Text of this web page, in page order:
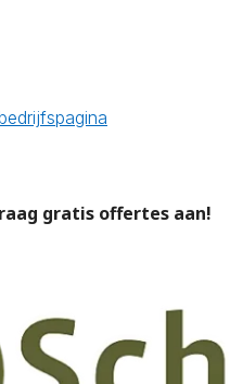
gratis offertes aan!